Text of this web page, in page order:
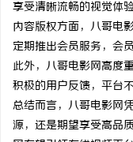
享受清晰流畅的视觉体
内容版权方面，八哥电
定期推出会员服务，会
此外，八哥电影网高度
积极的用户反馈，平台
总结而言，八哥电影网
源，还是期望享受高品